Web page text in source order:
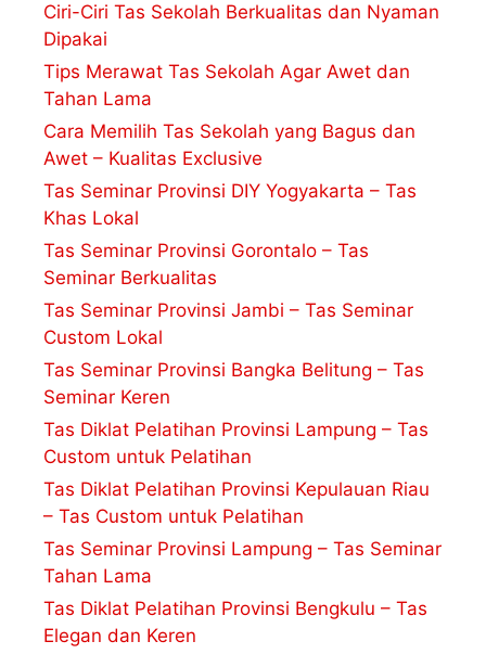
Ciri-Ciri Tas Sekolah Berkualitas dan Nyaman
Dipakai
Tips Merawat Tas Sekolah Agar Awet dan
Tahan Lama
Cara Memilih Tas Sekolah yang Bagus dan
Awet – Kualitas Exclusive
Tas Seminar Provinsi DIY Yogyakarta – Tas
Khas Lokal
Tas Seminar Provinsi Gorontalo – Tas
Seminar Berkualitas
Tas Seminar Provinsi Jambi – Tas Seminar
Custom Lokal
Tas Seminar Provinsi Bangka Belitung – Tas
Seminar Keren
Tas Diklat Pelatihan Provinsi Lampung – Tas
Custom untuk Pelatihan
Tas Diklat Pelatihan Provinsi Kepulauan Riau
– Tas Custom untuk Pelatihan
Tas Seminar Provinsi Lampung – Tas Seminar
Tahan Lama
Tas Diklat Pelatihan Provinsi Bengkulu – Tas
Elegan dan Keren